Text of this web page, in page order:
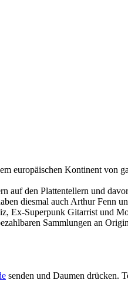
europäischen Kontinent von
auf den Plattentellern und
diesmal auch Arthur
Ex-Superpunk Gitarrist und
Sammlungen an
senden und Daumen drücken.